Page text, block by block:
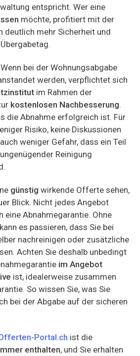
entspricht. Wer eine
möchte, profitiert mit der
deutlich mehr Sicherheit und
bei der Wohnungsabgabe
werden, verpflichtet sich
im Rahmen der
kostenlosen Nachbesserung.
die Abnahme erfolgreich ist. Für
Risiko, keine Diskussionen
weniger Gefahr, dass ein Teil
Reinigung
günstig wirkende Offerte sehen,
Blick. Nicht jedes Angebot
eine Abnahmegarantie. Ohne
es passieren, dass Sie bei
nachreinigen oder zusätzliche
Achten Sie deshalb unbedingt
im Angebot
ist, idealerweise zusammen
So wissen Sie, was Sie
bei der Abgabe auf der sicheren
Portal.ch ist die
enthalten, und Sie erhalten